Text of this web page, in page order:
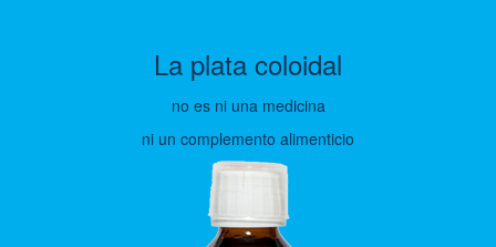
La plata coloidal
no es ni una medicina
ni un complemento alimenticio